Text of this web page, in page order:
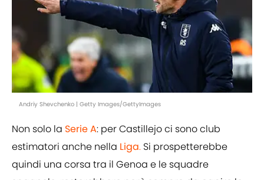
Andriy Shevchenko | Getty Images/GettyImages
Non solo la Serie A: per Castillejo ci sono club
estimatori anche nella Liga. Si prospetterebbe
quindi una corsa tra il Genoa e le squadre